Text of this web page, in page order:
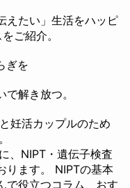
えたい」生活をハッピ
ご紹介。
ぎを
解き放つ。
妊活カップルのため
、NIPT・遺伝子検査
ります。 NIPTの基本
で役立つコラム、おす